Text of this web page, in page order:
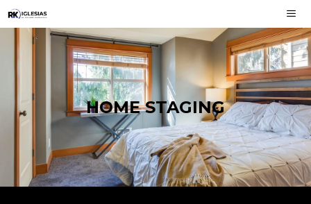
HOME STAGING